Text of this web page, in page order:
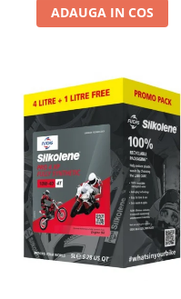
ADAUGA IN COS